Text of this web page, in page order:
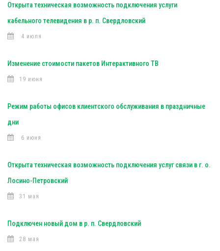
Открыта техническая возможность подключения услуги
кабельного телевидения в р. п. Свердловский
4 июля
Изменение стоимости пакетов Интерактивного ТВ
19 июня
Режим работы офисов клиентского обслуживания в праздничные
дни
6 июня
Открыта техническая возможность подключения услуг связи в г. о.
Лосино-Петровский
31 мая
Подключен новый дом в р. п. Свердловский
28 мая